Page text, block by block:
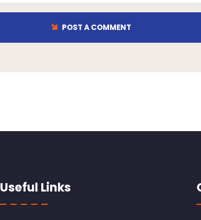
POST A COMMENT
Useful Links